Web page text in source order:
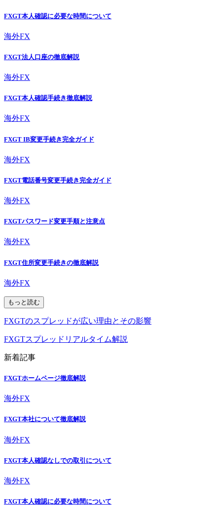
FXGT本人確認に必要な時間について
海外FX
FXGT法人口座の徹底解説
海外FX
FXGT本人確認手続き徹底解説
海外FX
FXGT IB変更手続き完全ガイド
海外FX
FXGT電話番号変更手続き完全ガイド
海外FX
FXGTパスワード変更手順と注意点
海外FX
FXGT住所変更手続きの徹底解説
海外FX
もっと読む
FXGTのスプレッドが広い理由とその影響
FXGTスプレッドリアルタイム解説
新着記事
FXGTホームページ徹底解説
海外FX
FXGT本社について徹底解説
海外FX
FXGT本人確認なしでの取引について
海外FX
FXGT本人確認に必要な時間について